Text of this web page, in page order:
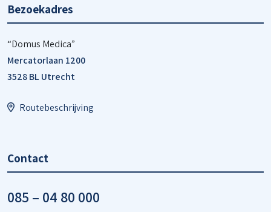
Bezoekadres
“Domus Medica”
Mercatorlaan 1200
3528 BL Utrecht
Routebeschrijving
Contact
085 – 04 80 000